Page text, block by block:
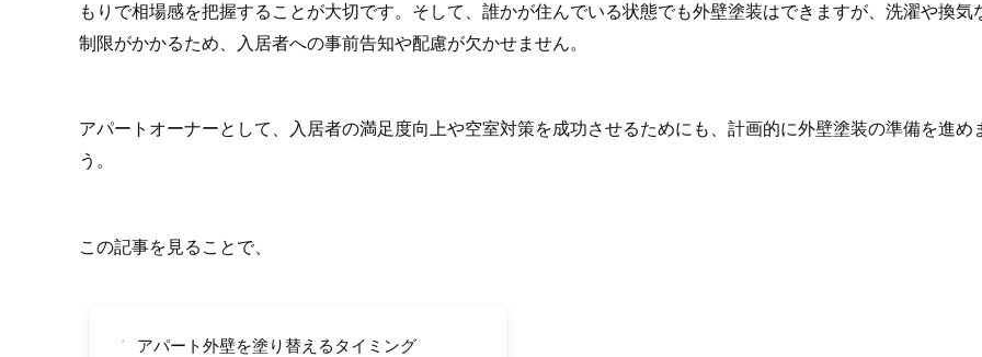
もりで相場感を把握することが大切です。そして、誰かが住んでいる状態でも外壁塗装はできますが、洗濯や換気
制限がかかるため、入居者への事前告知や配慮が欠かせません。
アパートオーナーとして、入居者の満足度向上や空室対策を成功させるためにも、計画的に外壁塗装の準備を進め
う。
この記事を見ることで、
・ アパート外壁を塗り替えるタイミング